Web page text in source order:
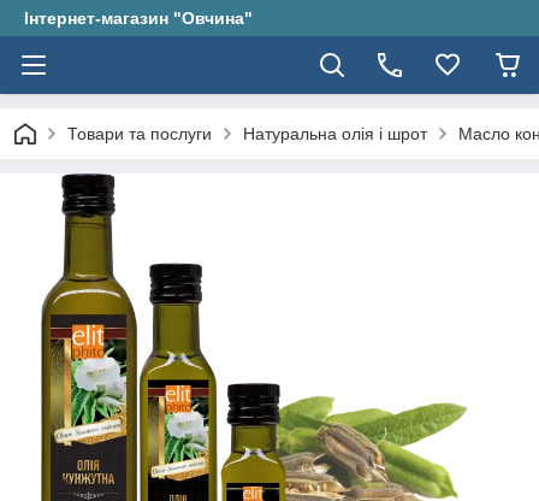
Інтернет-магазин "Овчина"
Товари та послуги Натуральна олія і шрот Масло